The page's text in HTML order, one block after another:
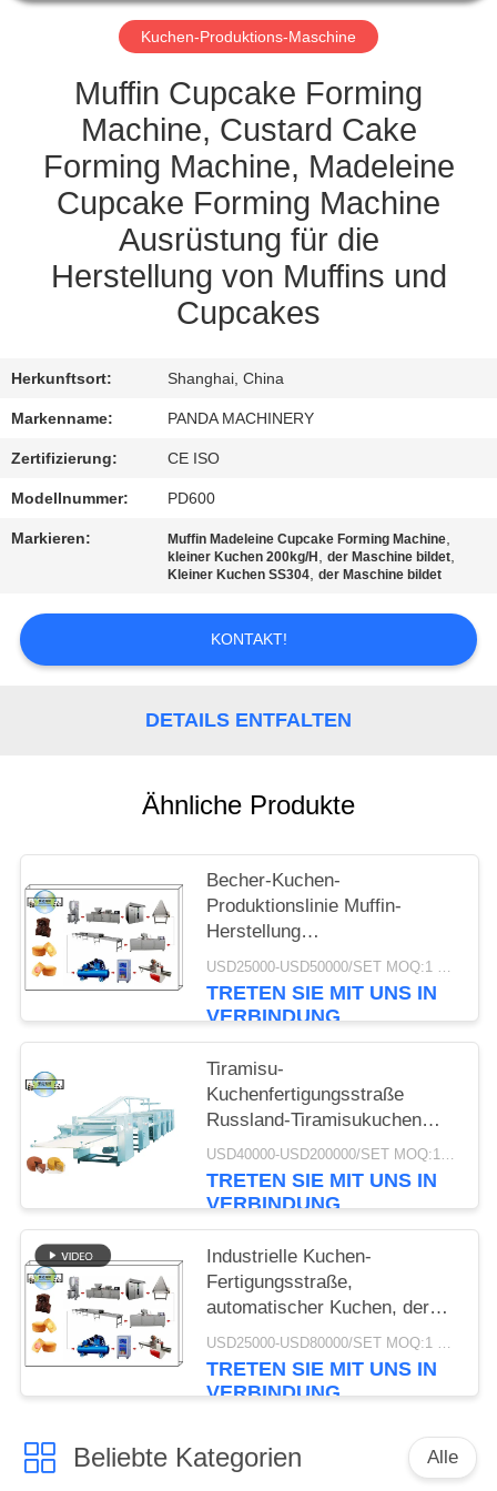
TRETEN
UNS
VERBINDUNG
FORDERN
EIN
ZITAT
NACHRICHTEN
Kuchen-Produktions-Maschine
Muffin Cupcake Forming
Machine, Custard Cake
Forming Machine, Madeleine
Cupcake Forming Machine
Ausrüstung für die
Herstellung von Muffins und
Cupcakes
Herkunftsort: Shanghai, China
Markenname: PANDA MACHINERY
Zertifizierung: CE ISO
Modellnummer: PD600
Markieren: Muffin Madeleine Cupcake Forming Machine
kleiner Kuchen 200kg/H ,der Maschine bildet
Kleiner Kuchen SS304 ,der Maschine bildet
KONTAKT!
DETAILS ENTFALTEN
Ähnliche Produkte
Becher-Kuchen-
Produktionslinie Muffin-
Herstellung
Verarbeitungsmaschinen
Becher-Kuchen-
Formmaschine Kuchen-
USD25000-USD50000/SET MOQ:1 Satz
TRETEN SIE MIT UNS IN
VERBINDUNG
Tiramisu-
Kuchenfertigungsstraße
Russland-Tiramisukuchen
Herstellungs-
Ausrüstung/Kuchen-
Werkzeugmaschine
USD40000-USD200000/SET MOQ:1 Satz
TRETEN SIE MIT UNS IN
VERBINDUNG
Industrielle Kuchen-
Fertigungsstraße,
automatischer Kuchen, der
Maschine wirtschaftlich
herstellt
TRETEN SIE MIT UNS IN
VERBINDUNG
Beliebte Kategorien Alle